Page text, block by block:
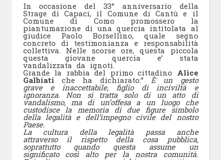
In occasione del 33° anniversario della
Strage di Capaci, il Comune di Cantù e il
Comune di Como promossero la
piantumazione di una quercia intitolata al
giudice Paolo Borsellino, quale segno
concreto di testimonianza e responsabilità
collettiva. Nelle scorse ore, questa piccola
questa giovane quercia e’ stata
vandalizzata da ignoti.
Grande la rabbia del primo cittadino Alice
Galbiati che ha dichiarato:”È un gesto
grave e inaccettabile, figlio di inciviltà e
ignoranza. Non si tratta solo di un atto di
vandalismo, ma di un’offesa a un luogo che
custodisce la memoria di due figure simbolo
della legalità e dell’impegno civile del nostro
Paese.
La cultura della legalità passa anche
attraverso il rispetto della cosa pubblica,
soprattutto quando questa assume un
significato così alto per la nostra comunità.